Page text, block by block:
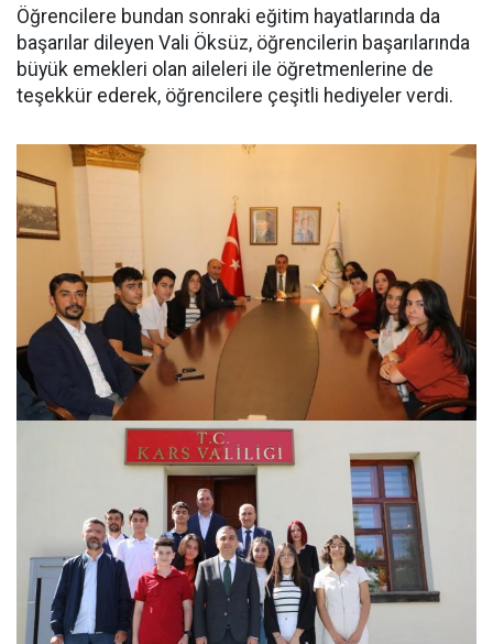
Öğrencilere bundan sonraki eğitim hayatlarında da
başarılar dileyen Vali Öksüz, öğrencilerin başarılarında
büyük emekleri olan aileleri ile öğretmenlerine de
teşekkür ederek, öğrencilere çeşitli hediyeler verdi.